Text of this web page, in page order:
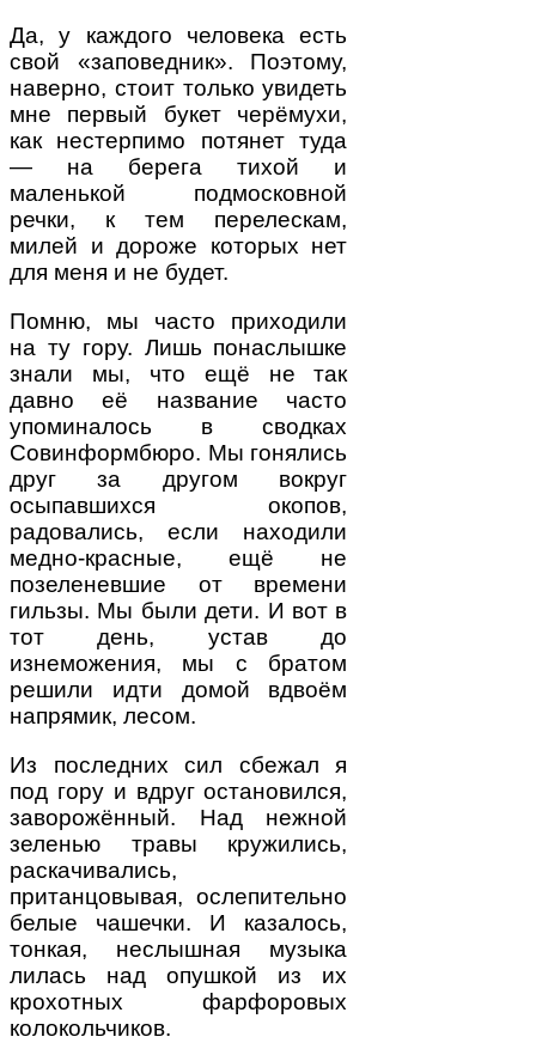
Да, у каждого человека есть
свой «заповедник». Поэтому,
наверно, стоит только увидеть
мне первый букет черёмухи,
как нестерпимо потянет туда
— на берега тихой и
маленькой подмосковной
речки, к тем перелескам,
милей и дороже которых нет
для меня и не будет.
Помню, мы часто приходили
на ту гору. Лишь понаслышке
знали мы, что ещё не так
давно её название часто
упоминалось в сводках
Совинформбюро. Мы гонялись
друг за другом вокруг
осыпавшихся окопов,
радовались, если находили
медно-красные, ещё не
позеленевшие от времени
гильзы. Мы были дети. И вот в
тот день, устав до
изнеможения, мы с братом
решили идти домой вдвоём
напрямик, лесом.
Из последних сил сбежал я
под гору и вдруг остановился,
заворожённый. Над нежной
зеленью травы кружились,
раскачивались,
пританцовывая, ослепительно
белые чашечки. И казалось,
тонкая, неслышная музыка
лилась над опушкой из их
крохотных фарфоровых
колокольчиков.